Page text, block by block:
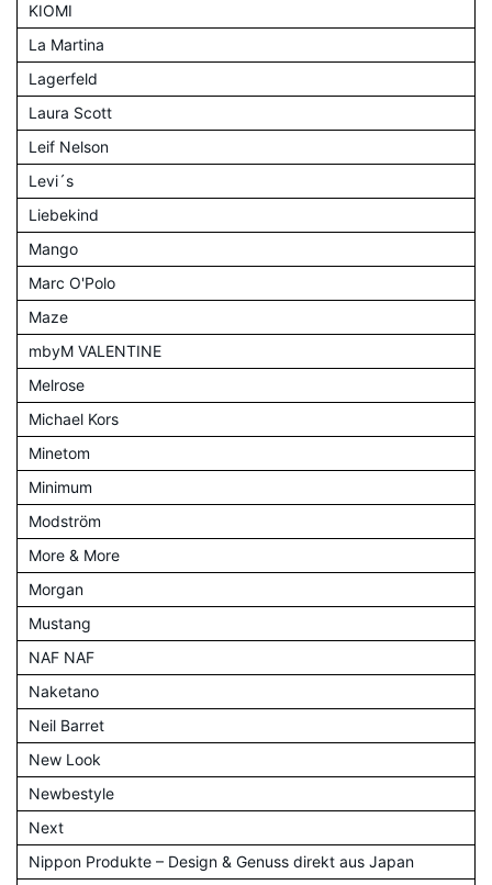
KIOMI
La Martina
Lagerfeld
Laura Scott
Leif Nelson
Levi´s
Liebekind
Mango
Marc O'Polo
Maze
mbyM VALENTINE
Melrose
Michael Kors
Minetom
Minimum
Modström
More & More
Morgan
Mustang
NAF NAF
Naketano
Neil Barret
New Look
Newbestyle
Next
Nippon Produkte – Design & Genuss direkt aus Japan